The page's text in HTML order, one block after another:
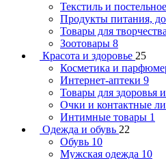
Текстиль и
Продукты питания,
Товары для
Зоотовары 8
Красота и здоровье 25
Косметика и
Интернет-аптеки 9
Товары для
Очки и контактные
Интимные товары 1
Одежда и обувь 22
Обувь 10
Мужская одежда 10